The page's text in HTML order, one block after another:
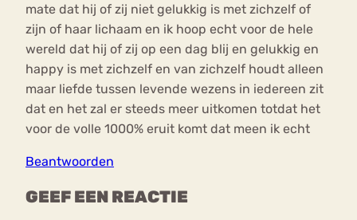
mate dat hij of zij niet gelukkig is met zichzelf of
zijn of haar lichaam en ik hoop echt voor de hele
wereld dat hij of zij op een dag blij en gelukkig en
happy is met zichzelf en van zichzelf houdt alleen
maar liefde tussen levende wezens in iedereen zit
dat en het zal er steeds meer uitkomen totdat het
voor de volle 1000% eruit komt dat meen ik echt
Beantwoorden
GEEF EEN REACTIE